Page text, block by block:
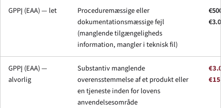
GPPĮ (EAA) — let
Proceduremæssige eller
dokumentationsmæssige fejl
(manglende tilgængeligheds
information, mangler i teknisk fil)
GPPĮ (EAA) —
alvorlig
Substantiv manglende
overensstemmelse af et produkt eller
en tjeneste inden for lovens
anvendelsesområde